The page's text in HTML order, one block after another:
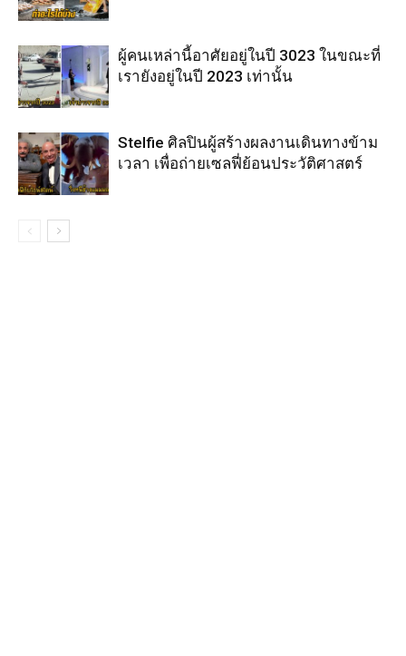
ผู้คนเหล่านี้อาศัยอยู่ในปี 3023 ในขณะที่
เรายังอยู่ในปี 2023 เท่านั้น
Stelfie ศิลปินผู้สร้างผลงานเดินทางข้าม
เวลา เพื่อถ่ายเซลฟี่ย้อนประวัติศาสตร์